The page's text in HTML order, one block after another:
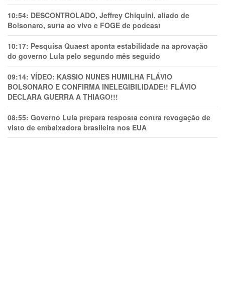
10:54: DESCONTROLADO, Jeffrey Chiquini, aliado de
Bolsonaro, surta ao vivo e FOGE de podcast
10:17: Pesquisa Quaest aponta estabilidade na aprovação
do governo Lula pelo segundo mês seguido
09:14: VÍDEO: KASSIO NUNES HUMlLHA FLÁVIO
BOLSONARO E CONFIRMA INELEGIBILIDADE!! FLÁVIO
DECLARA GUERRA A THIAGO!!!
08:55: Governo Lula prepara resposta contra revogação de
visto de embaixadora brasileira nos EUA